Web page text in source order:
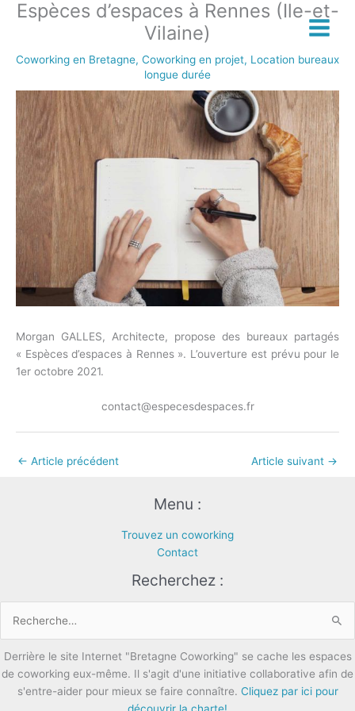
AllerEspèces d’espaces à Rennes (Ile-et-
Vilaine)
Coworking en Bretagne, Coworking en projet, Location bureaux
longue durée
Morgan GALLES, Architecte, propose des bureaux partagés
« Espèces d’espaces à Rennes ». L’ouverture est prévu pour le
1er octobre 2021.
contact@especesdespaces.fr
← Article précédent Article suivant →
Menu :
Trouvez un coworking
Contact
Recherchez :
Derrière le site Internet "Bretagne Coworking" se cache les espaces
de coworking eux-même. Il s'agit d'une initiative collaborative afin de
s'entre-aider pour mieux se faire connaître. Cliquez par ici pour